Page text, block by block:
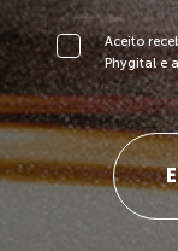
Aceito
Phygital e